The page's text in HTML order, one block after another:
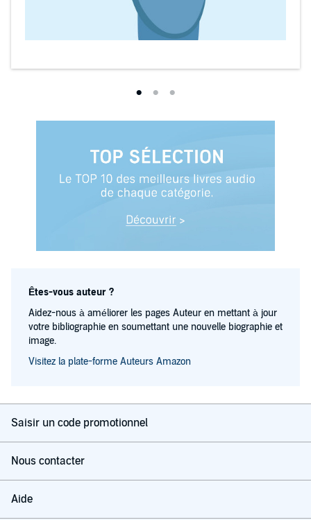
Êtes-vous auteur ?
Aidez-nous à améliorer les pages Auteur en mettant à jour
votre bibliographie en soumettant une nouvelle biographie et
image.
Visitez la plate-forme Auteurs Amazon
Saisir un code promotionnel
Nous contacter
Aide